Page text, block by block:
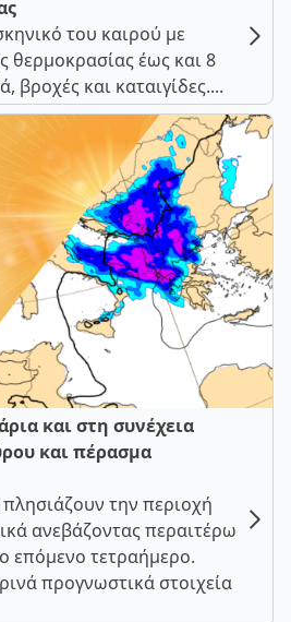
του καιρού με
θερμοκρασίας έως και 8
βροχές και καταιγίδες....
και στη συνέχεια
και πέρασμα
την περιοχή
ανεβάζοντας περαιτέρω
επόμενο τετραήμερο.
προγνωστικά στοιχεία